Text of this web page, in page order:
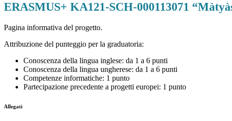
ERASMUS+ KA121-SCH-000113071
Pagina informativa del progetto.
Attribuzione del punteggio per la graduatoria:
Conoscenza della lingua inglese: da 1 a 6 punti
Conoscenza della lingua ungherese: da 1 a 6 punti
Competenze informatiche: 1 punto
Partecipazione precedente a progetti europei: 1 punto
Allegati